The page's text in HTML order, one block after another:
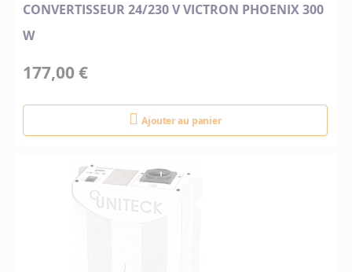
CONVERTISSEUR 24/230 V VICTRON PHOENIX 300
W
177,00 €
Ajouter au panier